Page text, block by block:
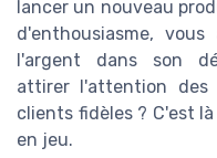
lancer un nouveau
d'enthousiasme,
l'argent dans son
attirer l'attention des
clients fidèles ? C'est là
en jeu.